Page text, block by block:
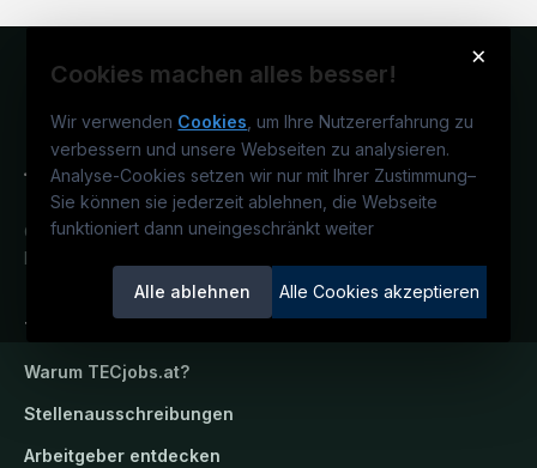
×
Cookies machen alles besser!
Wir verwenden Cookies , um Ihre Nutzererfahrung zu
verbessern und unsere Webseiten zu analysieren.
Analyse-Cookies setzen wir nur mit Ihrer Zustimmung–
Sie können sie jederzeit ablehnen, die Webseite
funktioniert dann uneingeschränkt weiter
Alle ablehnen Alle Cookies akzeptieren
Österreichs technisches Karriereportal.
Ein Service der candidatis GmbH.
TECjobs.at
Warum TECjobs.at?
Stellenausschreibungen
Arbeitgeber entdecken